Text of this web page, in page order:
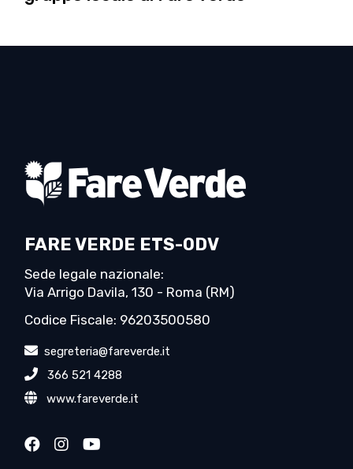
FARE VERDE ETS-ODV
Sede legale nazionale:
Via Arrigo Davila, 130 - Roma (RM)
Codice Fiscale: 96203500580
segreteria@fareverde.it
366 521 4288
www.fareverde.it